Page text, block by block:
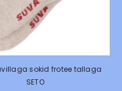
sokid frotee tallaga
SETO